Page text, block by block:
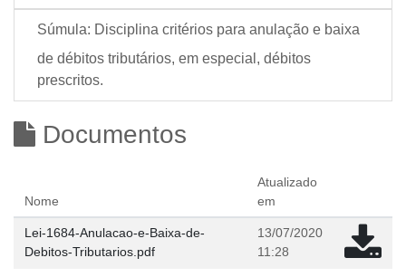
Súmula: Disciplina critérios para anulação e baixa
de débitos tributários, em especial, débitos
prescritos.
Documentos
Nome
Atualizado
em
Lei-1684-Anulacao-e-Baixa-de-
Debitos-Tributarios.pdf
13/07/2020
11:28